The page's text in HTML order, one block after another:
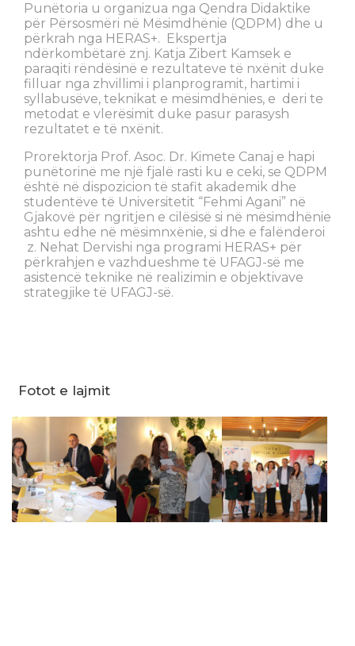
Punëtoria u organizua nga Qendra Didaktike
për Përsosmëri në Mësimdhënie (QDPM) dhe u
përkrah nga HERAS+. Ekspertja
ndërkombëtarë znj. Katja Zibert Kamsek e
paraqiti rëndësinë e rezultateve të nxënit duke
filluar nga zhvillimi i planprogramit, hartimi i
syllabusëve, teknikat e mësimdhënies, e deri te
metodat e vlerësimit duke pasur parasysh
rezultatet e të nxënit.
Prorektorja Prof. Asoc. Dr. Kimete Canaj e hapi
punëtorinë me një fjalë rasti ku e ceki, se QDPM
është në dispozicion të stafit akademik dhe
studentëve të Universitetit “Fehmi Agani” në
Gjakovë për ngritjen e cilësisë si në mësimdhënie
ashtu edhe në mësimnxënie, si dhe e falënderoi
z. Nehat Dervishi nga programi HERAS+ për
përkrahjen e vazhdueshme të UFAGJ-së me
asistencë teknike në realizimin e objektivave
strategjike të UFAGJ-së.
Fotot e lajmit